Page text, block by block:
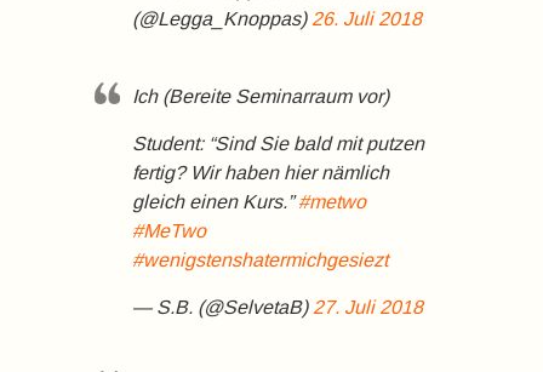
(@Legga_Knoppas) 26. Juli 2018
Ich (Bereite Seminarraum vor)
Student: “Sind Sie bald mit putzen
fertig? Wir haben hier nämlich
gleich einen Kurs.”#metwo
#MeTwo
#wenigstenshatermichgesiezt
— S.B. (@SelvetaB) 27. Juli 2018